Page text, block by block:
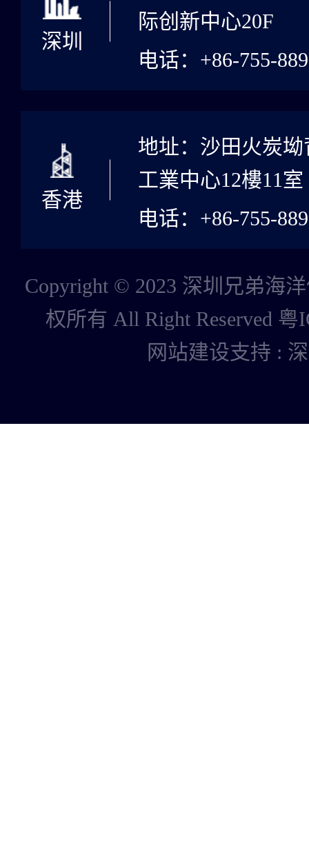
深圳
际创新中心20F
电话：+86-755-
香港
地址：沙田火炭
工業中心12樓11室
电话：+86-755-
Copyright © 2023 深圳兄弟海
权所有 All Right Reserved 粤
网站建设支持 :